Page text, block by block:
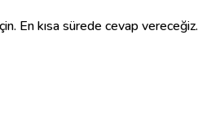
En kısa sürede cevap vereceğiz.